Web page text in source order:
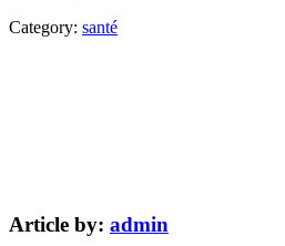
Category: santé
Article by: admin